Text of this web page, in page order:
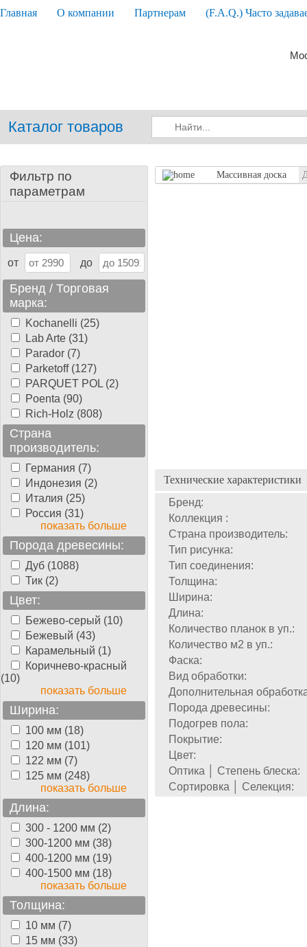
Главная О компании Партнерам (F.A.Q.) Часто
Каталог товаров
Фильтр по
параметрам
Цена:
от до
Бренд / Торговая
марка:
Kochanelli (25)
Lab Arte (31)
Parador (7)
Parketoff (127)
PARQUET POL (2)
Poenta (90)
Rich-Holz (808)
Страна
производитель:
Германия (7)
Индонезия (2)
Италия (25)
Россия (31)
показать больше
Порода древесины:
Дуб (1088)
Тик (2)
Цвет:
Бежево-серый (10)
Бежевый (43)
Карамельный (1)
Коричнево-красный
(10)
показать больше
Ширина:
100 мм (18)
120 мм (101)
122 мм (7)
125 мм (248)
показать больше
Длина:
300 - 1200 мм (2)
300-1200 мм (38)
400-1200 мм (19)
400-1500 мм (18)
показать больше
Толщина:
10 мм (7)
15 мм (33)
Массивная доска
Технические характеристики
Бренд:
Коллекция :
Страна производитель:
Тип рисунка:
Тип соединения:
Толщина:
Ширина:
Длина:
Количество планок в уп.:
Количество м2 в уп.:
Фаска:
Вид обработки:
Дополнительная
Порода древесины:
Подогрев пола:
Покрытие:
Цвет:
Оптика │ Степень блеска:
Сортировка │ Селекция: